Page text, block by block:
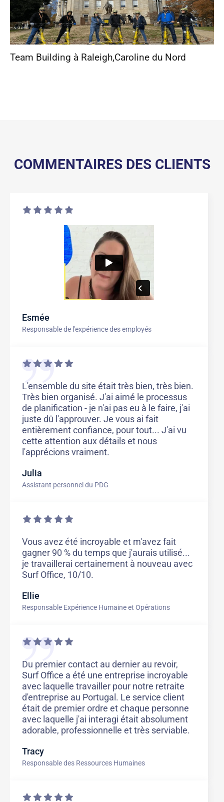
Team Building à Raleigh,Caroline du Nord
COMMENTAIRES DES CLIENTS
Esmée
Responsable de l'expérience des employés
L'ensemble du site était très bien, très bien.
Très bien organisé. J'ai aimé le processus
de planification - je n'ai pas eu à le faire, j'ai
juste dû l'approuver. Je vous ai fait
entièrement confiance, pour tout... J'ai vu
cette attention aux détails et nous
l'apprécions vraiment.
Julia
Assistant personnel du PDG
Vous avez été incroyable et m'avez fait
gagner 90 % du temps que j'aurais utilisé...
je travaillerai certainement à nouveau avec
Surf Office, 10/10.
Ellie
Responsable Expérience Humaine et Opérations
Du premier contact au dernier au revoir,
Surf Office a été une entreprise incroyable
avec laquelle travailler pour notre retraite
d'entreprise au Portugal. Le service client
était de premier ordre et chaque personne
avec laquelle j'ai interagi était absolument
adorable, professionnelle et très serviable.
Tracy
Responsable des Ressources Humaines